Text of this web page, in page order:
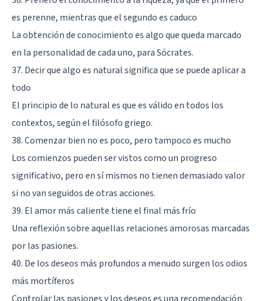
es perenne, mientras que el segundo es caduco
La obtención de conocimiento es algo que queda marcado
en la personalidad de cada uno, para Sócrates.
37. Decir que algo es natural significa que se puede aplicar a
todo
El principio de lo natural es que es válido en todos los
contextos, según el filósofo griego.
38. Comenzar bien no es poco, pero tampoco es mucho
Los comienzos pueden ser vistos como un progreso
significativo, pero en sí mismos no tienen demasiado valor
si no van seguidos de otras acciones.
39. El amor más caliente tiene el final más frío
Una reflexión sobre aquellas relaciones amorosas marcadas
por las pasiones.
40. De los deseos más profundos a menudo surgen los odios
más mortíferos